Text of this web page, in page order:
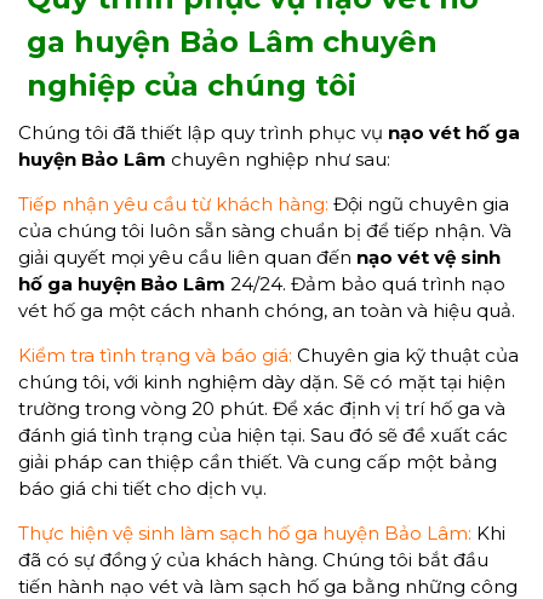
ga huyện Bảo Lâm chuyên
nghiệp của chúng tôi
Chúng tôi đã thiết lập quy trình phục vụ nạo vét hố ga
huyện Bảo Lâm chuyên nghiệp như sau:
Tiếp nhận yêu cầu từ khách hàng: Đội ngũ chuyên gia
của chúng tôi luôn sẵn sàng chuẩn bị để tiếp nhận. Và
giải quyết mọi yêu cầu liên quan đến nạo vét vệ sinh
hố ga huyện Bảo Lâm 24/24. Đảm bảo quá trình nạo
vét hố ga một cách nhanh chóng, an toàn và hiệu quả.
Kiểm tra tình trạng và báo giá: Chuyên gia kỹ thuật của
chúng tôi, với kinh nghiệm dày dặn. Sẽ có mặt tại hiện
trường trong vòng 20 phút. Để xác định vị trí hố ga và
đánh giá tình trạng của hiện tại. Sau đó sẽ đề xuất các
giải pháp can thiệp cần thiết. Và cung cấp một bảng
báo giá chi tiết cho dịch vụ.
Thực hiện vệ sinh làm sạch hố ga huyện Bảo Lâm: Khi
đã có sự đồng ý của khách hàng. Chúng tôi bắt đầu
tiến hành nạo vét và làm sạch hố ga bằng những công